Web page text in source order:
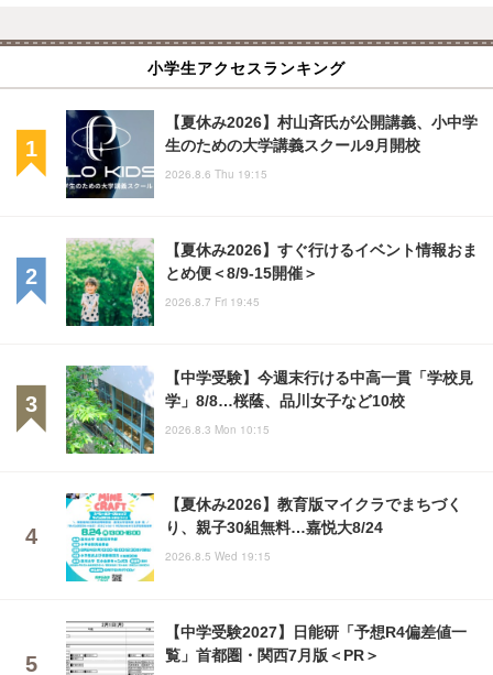
小学生アクセスランキング
【夏休み2026】村山斉氏が公開講義、小中学
生のための大学講義スクール9月開校
2026.8.6 Thu 19:15
【夏休み2026】すぐ行けるイベント情報おま
とめ便＜8/9-15開催＞
2026.8.7 Fri 19:45
【中学受験】今週末行ける中高一貫「学校見
学」8/8…桜蔭、品川女子など10校
2026.8.3 Mon 10:15
【夏休み2026】教育版マイクラでまちづく
り、親子30組無料…嘉悦大8/24
2026.8.5 Wed 19:15
【中学受験2027】日能研「予想R4偏差値一
覧」首都圏・関西7月版＜PR＞